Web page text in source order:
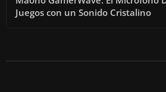
Juegos con un Sonido Cristalino